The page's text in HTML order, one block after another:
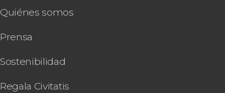
Quiénes somos
Prensa
Sostenibilidad
Regala Civitatis